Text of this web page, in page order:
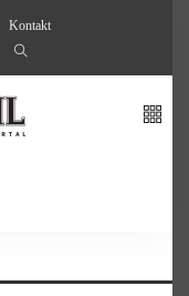
Kontakt